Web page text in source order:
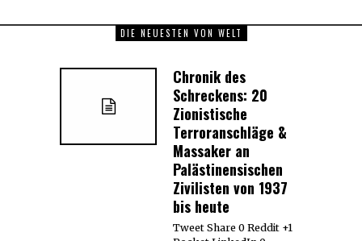
DIE NEUESTEN VON WELT
Chronik des
Schreckens: 20
Zionistische
Terroranschläge &
Massaker an
Palästinensischen
Zivilisten von 1937
bis heute
Tweet Share 0 Reddit +1